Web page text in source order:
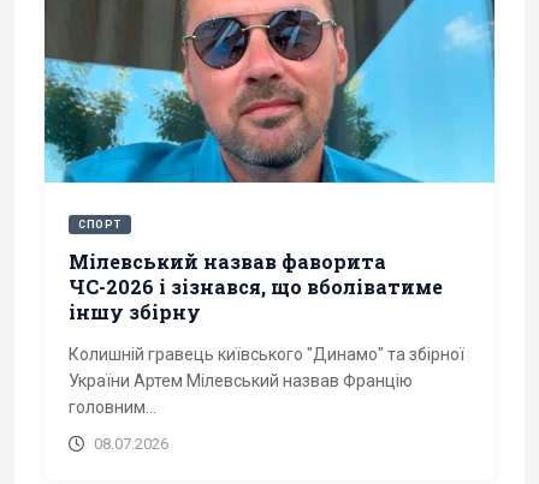
СПОРТ
Мілевський назвав фаворита
ЧС-2026 і зізнався, що вболіватиме
іншу збірну
Колишній гравець київського "Динамо" та збірної
України Артем Мілевський назвав Францію
головним...
08.07.2026